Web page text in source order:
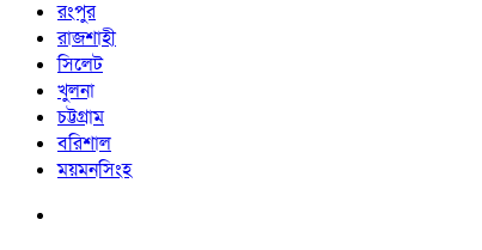
রংপুর
রাজশাহী
সিলেট
খুলনা
চট্টগ্রাম
বরিশাল
ময়মনসিংহ